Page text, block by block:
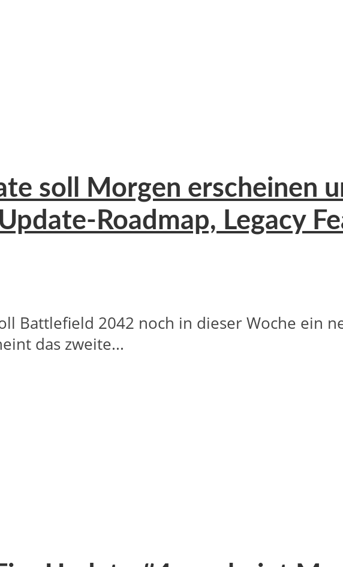
soll Morgen erscheinen
Roadmap, Legacy
Battlefield 2042 noch in dieser Woche ein
das zweite...